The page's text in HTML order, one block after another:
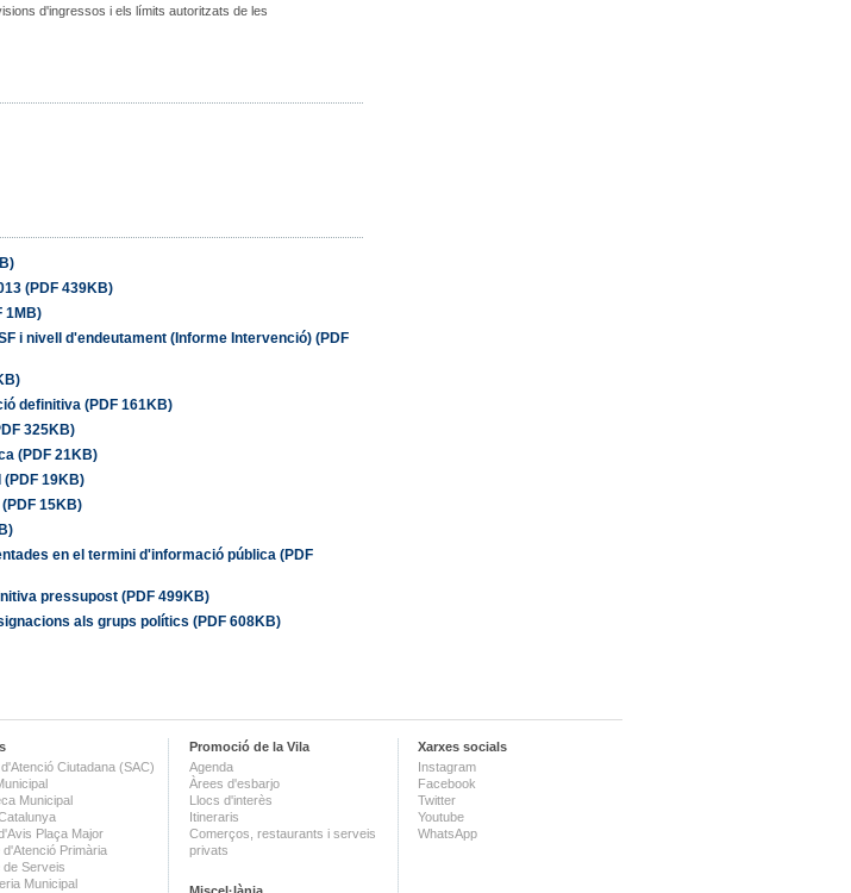
d'ingressos i els límits autoritzats de les
(PDF 439KB)
1MB)
i nivell d'endeutament (Informe Intervenció) (PDF
definitiva (PDF 161KB)
325KB)
(PDF 21KB)
19KB)
15KB)
en el termini d'informació pública (PDF
pressupost (PDF 499KB)
als grups polítics (PDF 608KB)
Ciutadana (SAC)
Municipal
Plaça Major
d'Atenció Primària
de Serveis
Municipal
Promoció de la Vila
Agenda
Àrees d'esbarjo
Llocs d'interès
Itineraris
Comerços, restaurants i serveis
privats
Xarxes socials
Instagram
Facebook
Twitter
Youtube
WhatsApp